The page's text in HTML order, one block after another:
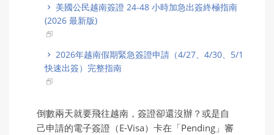
美國公民越南簽證 24-48 小時加急出簽終極指南
(2026 最新版)
2026年越南假期緊急簽證申請（4/27、4/30、5/1
快速出簽）完整指南
倒數兩天就要飛往越南，簽證卻還沒辦？或是自
己申請的電子簽證（E-Visa）卡在「Pending」審